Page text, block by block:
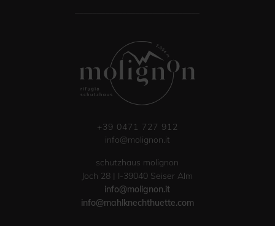
+39 0471 727 912
info@molignon.it
schutzhaus molignon
Joch 28 | I-39040 Seiser Alm
info@molignon.it
info@mahlknechthuette.com